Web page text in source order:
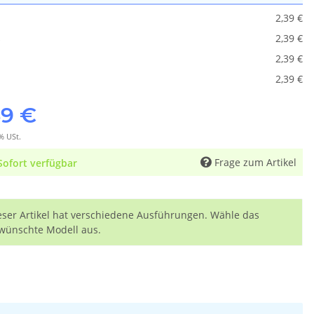
2,39 €
2,39 €
2,39 €
2,39 €
€
USt.
verfügbar Frage zum Artikel
Artikel hat verschiedene Ausführungen. Wähle das
Modell aus.